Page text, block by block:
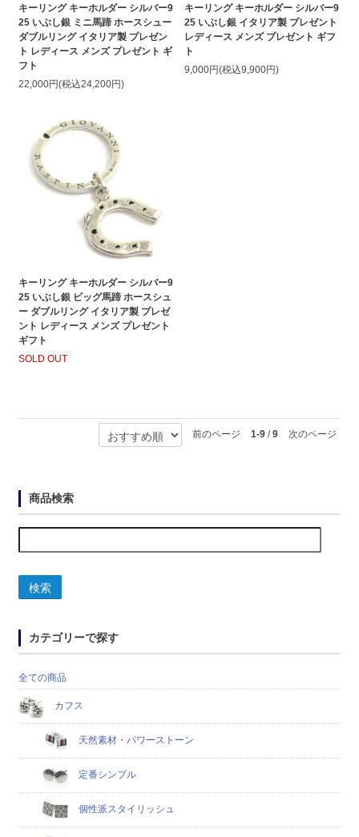
キーリング キーホルダー シルバー9
25 いぶし銀 ミニ馬蹄 ホースシュー
ダブルリング イタリア製 プレゼン
ト レディース メンズ プレゼント ギ
フト
22,000円(税込24,200円)
キーリング キーホルダー シルバー9
25 いぶし銀 イタリア製 プレゼント
レディース メンズ プレゼント ギフ
ト
9,000円(税込9,900円)
キーリング キーホルダー シルバー9
25 いぶし銀 ビッグ馬蹄 ホースシュ
ー ダブルリング イタリア製 プレゼ
ント レディース メンズ プレゼント
ギフト
SOLD OUT
前のページ 1-9/9 次のページ
商品検索
検索
カテゴリーで探す
全ての商品
カフス
天然素材・パワーストーン
定番シンプル
個性派スタイリッシュ